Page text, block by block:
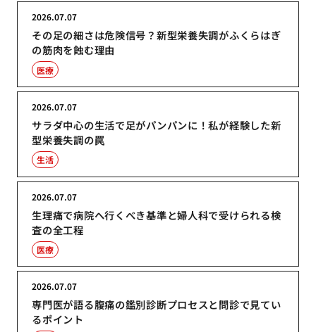
その足の細さは危険信号？新型栄養失調がふくらはぎ
の筋肉を蝕む理由
2026.07.07
医療
サラダ中心の生活で足がパンパンに！私が経験した新
型栄養失調の罠
2026.07.07
生活
生理痛で病院へ行くべき基準と婦人科で受けられる検
査の全工程
2026.07.07
医療
専門医が語る腹痛の鑑別診断プロセスと問診で見てい
るポイント
2026.07.07